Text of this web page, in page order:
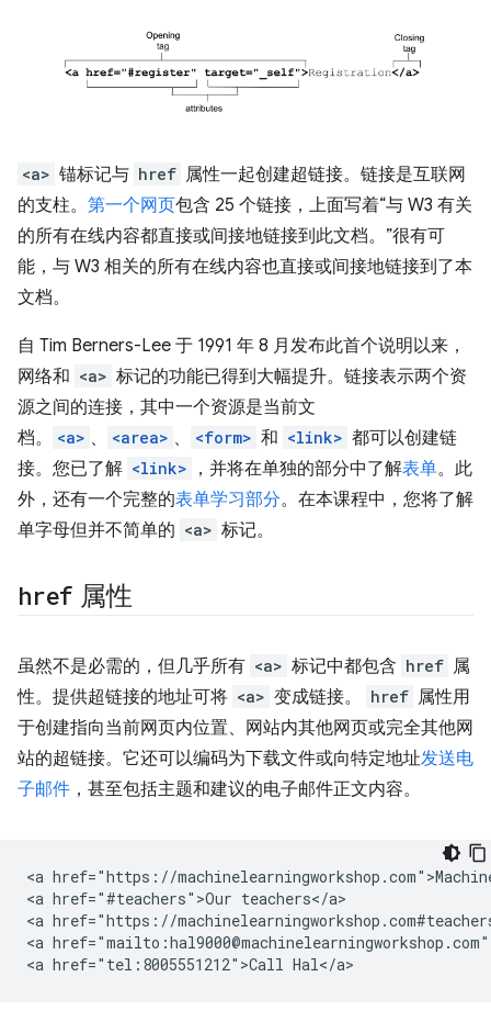
<a> 锚标记与 href 属性一起创建超链接。链接是互联网
的支柱。 第一个网页包含 25 个链接，上面写着“与 W3 有关
的所有在线内容都直接或间接地链接到此文档。”很有可
能，与 W3 相关的所有在线内容也直接或间接地链接到了本
文档。
自 Tim Berners-Lee 于 1991 年 8 月发布此首个说明以来，
网络和 <a> 标记的功能已得到大幅提升。链接表示两个资
源之间的连接，其中一个资源是当前文
档。
<a> 、 <area> 、 <form> 和 <link> 都可以创建链
接。您已了解 <link> ，并将在单独的部分中了解表单。此
外，还有一个完整的表单学习部分。在本课程中，您将了解
单字母但并不简单的 <a> 标记。
href 属性
虽然不是必需的，但几乎所有 <a> 标记中都包含 href 属
性。提供超链接的地址可将 <a> 变成链接。 href 属性用
于创建指向当前网页内位置、网站内其他网页或完全其他网
站的超链接。它还可以编码为下载文件或向特定地址发送电
子邮件 ，甚至包括主题和建议的电子邮件正文内容。
<a href="https://
<a href="#teachers">Our teachers</a>
<a href="https://
<a